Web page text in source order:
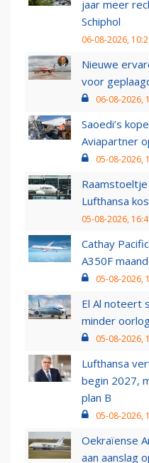
jaar meer
Schiphol
06-08-2026,
Nieuwe
voor
06-08-2026,
Saoedi’s
Aviapartner
05-08-2026,
Raamstoeltje
Lufthansa
05-08-2026,
Cathay
A350F
05-08-2026,
El Al noteert
minder
05-08-2026,
Lufthansa
begin 2027,
plan B
05-08-2026,
Oekraïense
aan aanslag